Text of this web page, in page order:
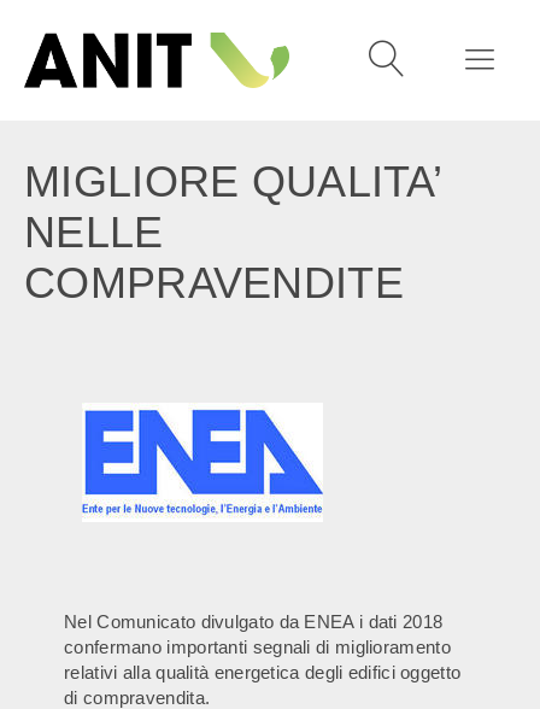
MIGLIORE QUALITA’
NELLE
COMPRAVENDITE
Nel Comunicato divulgato da ENEA i dati 2018
confermano importanti segnali di miglioramento
relativi alla qualità energetica degli edifici oggetto
di compravendita.